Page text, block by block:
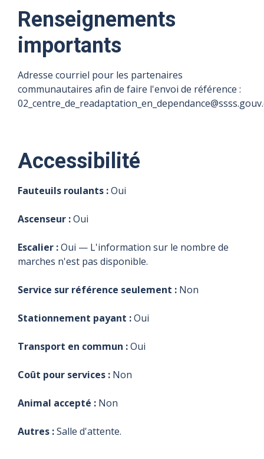
Renseignements
importants
Adresse courriel pour les partenaires
communautaires afin de faire l'envoi de référence :
Accessibilité
Fauteuils roulants :Oui
Ascenseur :Oui
Escalier :Oui — L'information sur le nombre de
marches n'est pas disponible.
Service sur référence seulement : Non
Stationnement payant :Oui
Transport en commun :Oui
Coût pour services : Non
Animal accepté : Non
Autres :Salle d'attente.